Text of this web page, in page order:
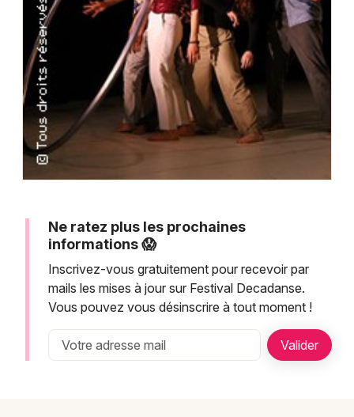
Spectacles
Concerts
Sports
Soirées
Sorties famille
Sorties & loisirs
Newsletter des sorties
Nantes
Nice
Paris
Strasbourg
Toulouse
Toutes les villes
Ne ratez plus les prochaines
informations 😱
Inscrivez-vous gratuitement pour recevoir par
mails les mises à jour sur Festival Decadanse.
Vous pouvez vous désinscrire à tout moment !